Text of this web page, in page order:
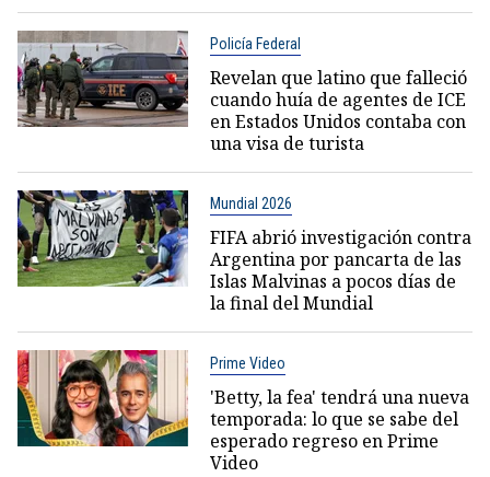
Policía Federal
Revelan que latino que falleció
cuando huía de agentes de ICE
en Estados Unidos contaba con
una visa de turista
Mundial 2026
FIFA abrió investigación contra
Argentina por pancarta de las
Islas Malvinas a pocos días de
la final del Mundial
Prime Video
'Betty, la fea' tendrá una nueva
temporada: lo que se sabe del
esperado regreso en Prime
Video